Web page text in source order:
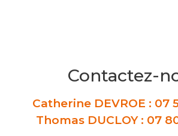
Contactez-
Catherine DEVROE : 07
Thomas DUCLOY : 07